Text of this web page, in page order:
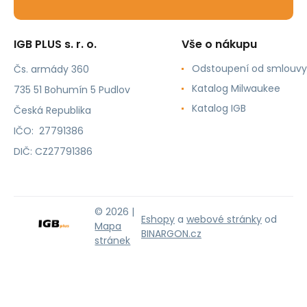
IGB PLUS s. r. o.
Čs. armády 360
735 51 Bohumín 5 Pudlov
Česká Republika
IČO: 27791386
DIČ: CZ27791386
Vše o nákupu
Odstoupení od smlouvy
Katalog Milwaukee
Katalog IGB
© 2026 |
Mapa
stránek
Eshopy a webové stránky od
BINARGON.cz